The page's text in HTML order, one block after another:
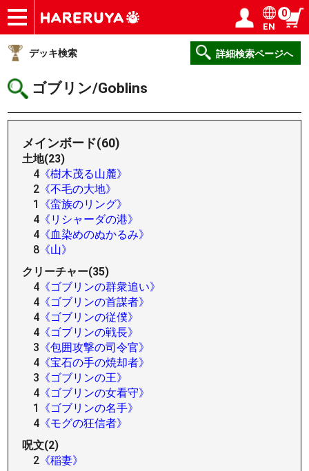
ショップ
買取
記事
デッキ検索
デッキ構築
選手一覧
店舗一覧
イベント
ヘルプ
お問い合わせ ログイン／会員登録
EN
0
デッキ検索 詳細検索ページへ
ゴブリン/Goblins
メインボード(60)
土地(23)
4 《樹木茂る山麓》
2 《不毛の大地》
1
《蛮族のリング》
4 《リシャーダの港》
4 《血染めのぬかるみ》
8 《山》
クリーチャー(35)
4 《ゴブリンの群衆追い》
4 《ゴブリンの首謀者》
4 《ゴブリンの従僕》
4 《ゴブリンの戦長》
3 《包囲攻撃の司令官》
4 《宝石の手の焼却者》
3 《ゴブリンの王》
4 《ゴブリンの女看守》
1
《ゴブリンの名手》
4 《モグの狂信者》
呪文(2)
2 《稲妻》